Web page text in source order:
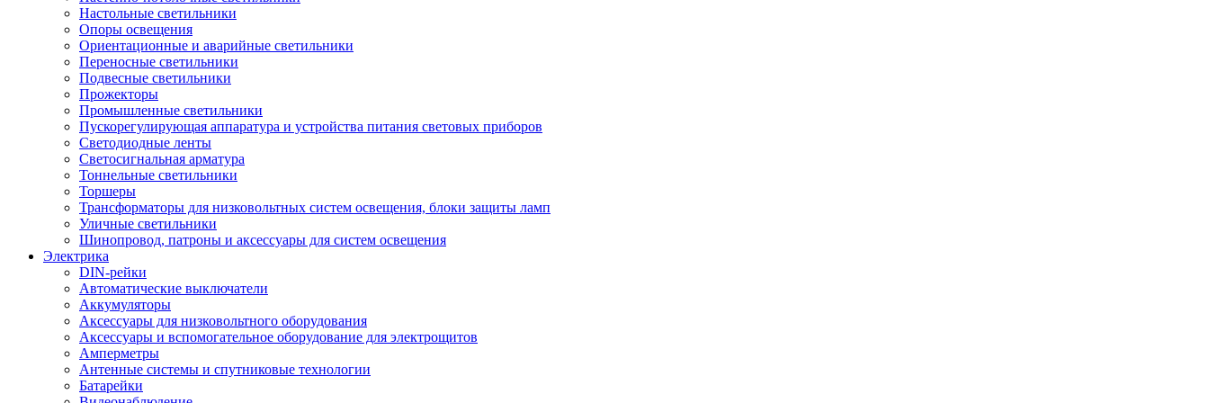
Настольные светильники
Опоры освещения
Ориентационные и аварийные светильники
Переносные светильники
Подвесные светильники
Прожекторы
Промышленные светильники
Пускорегулирующая аппаратура и устройства питания световых приборов
Светодиодные ленты
Светосигнальная арматура
Тоннельные светильники
Торшеры
Трансформаторы для низковольтных систем освещения, блоки защиты ламп
Уличные светильники
Шинопровод, патроны и аксессуары для систем освещения
Электрика
DIN-рейки
Автоматические выключатели
Аккумуляторы
Аксессуары для низковольтного оборудования
Аксессуары и вспомогательное оборудование для электрощитов
Амперметры
Антенные системы и спутниковые технологии
Батарейки